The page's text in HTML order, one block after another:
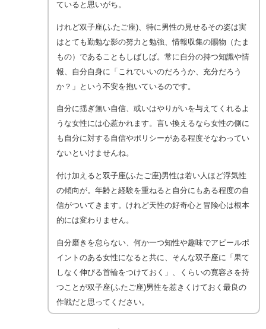
ていると思いがち。
けれど双子座(ふたご座)、特に男性の見せるその姿は実
はとても勤勉な影の努力と勉強、情報収集の賜物（たま
もの）であることもしばしば。常に自分の持つ知識や情
報、自分自身に「これでいいのだろうか、充分だろう
か？」という不安を抱いているのです。
自分に揺ぎ無い自信、或いはやりがいを与えてくれるよ
うな女性には心惹かれます。言い換えるなら女性の側に
も自分に対する自信やポリシーがある程度そなわってい
ないといけませんね。
付け加えると双子座(ふたご座)男性は若い人ほど浮気性
の傾向が。年齢と経験を重ねると自分にもある程度の自
信がついてきます。けれど天性の好奇心と冒険心は根本
的には変わりません。
自分磨きを怠らない、何か一つ知性や趣味でアピールポ
イントのある女性になると共に、そんな双子座に「果て
しなく伸びる首輪をつけておく」、くらいの寛容さを持
つことが双子座(ふたご座)男性を惹きくけておく最良の
作戦だと思ってください。